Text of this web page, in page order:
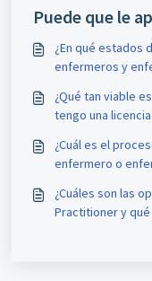
Puede que le
¿En qué estados
enfermeros y
¿Qué tan viable
tengo una
¿Cuál es el
enfermero o
¿Cuáles son las
Practitioner y